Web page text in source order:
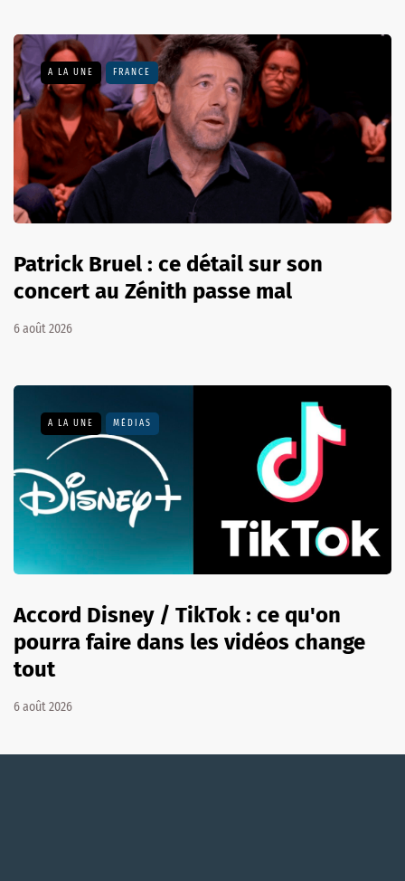
A LA UNE FRANCE
Patrick Bruel : ce détail sur son
concert au Zénith passe mal
6 août 2026
A LA UNE MÉDIAS
Accord Disney / TikTok : ce qu'on
pourra faire dans les vidéos change
tout
6 août 2026